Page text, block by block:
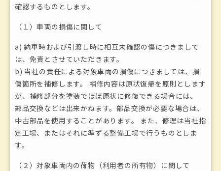
確認するものとします。
（１）車両の損傷に関して
a) 納車時および引渡し時に相互未確認の傷につきまして
は、免責とさせていただきます。
b) 当社の責任による対象車両の損傷につきましては、損
傷箇所を補修します。 補修内容は原状復帰を原則とします
が、補修部分を塗装でほぼ原状に修復できる場合には、
部品交換などは出来かねます。部品交換が必要な場合は、
中古部品を使用することがあります。 また、修理は当社指
定工場、またはそれに準ずる整備工場で行うものとしま
す。
（２）対象車両内の荷物（利用者の所有物）に関して